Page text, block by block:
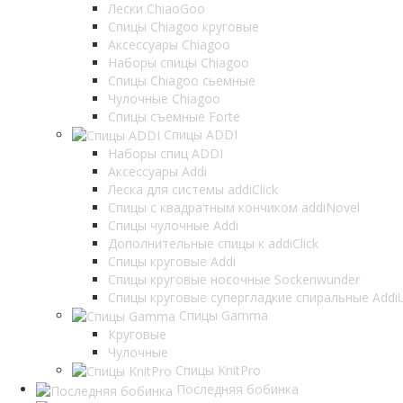
Лески ChiaoGoo
Cпицы Сhiagoo круговые
Аксессуары Chiagoo
Наборы спицы Chiagoo
Спицы Chiagoo сьемные
Чулочные Chiagoo
Спицы съемные Forte
Спицы ADDI
Наборы спиц ADDI
Аксессуары Addi
Леска для системы addiClick
Спицы с квадратным кончиком addiNovel
Спицы чулочные Addi
Дополнительные спицы к addiClick
Спицы круговые Addi
Спицы круговые носочные Sockenwunder
Спицы круговые супергладкие спиральные
Спицы Gamma
Круговые
Чулочные
Спицы KnitPro
Последняя бобинка